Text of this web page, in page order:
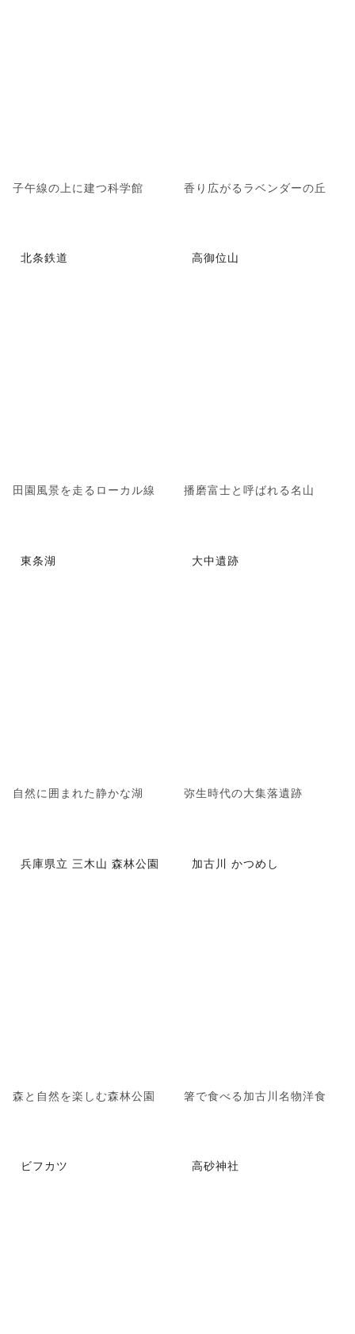
子午線の上に建つ科学館 香り広がるラベンダーの丘
北条鉄道
田園風景を走るローカル線
高御位山
播磨富士と呼ばれる名山
東条湖
自然に囲まれた静かな湖
大中遺跡
弥生時代の大集落遺跡
兵庫県立 三木山 森林公園
森と自然を楽しむ森林公園
加古川 かつめし
箸で食べる加古川名物洋食
ビフカツ 高砂神社